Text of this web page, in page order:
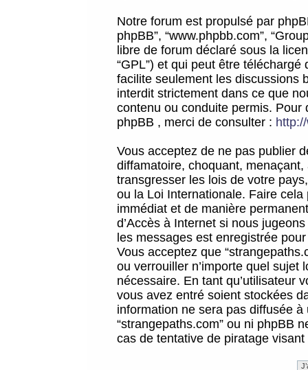
Notre forum est propulsé par
phpBB”, “www.phpbb.com”,
libre de forum déclaré sous la
“GPL”) et qui peut être téléchargé
facilite seulement les discussions
interdit strictement dans ce que
contenu ou conduite permis.
phpBB , merci de consulter :
Vous acceptez de ne pas publier
diffamatoire, choquant,
transgresser les lois de votre
ou la Loi Internationale. Faire
immédiat et de manière
d’Accès à Internet si nous
les messages est enregistrée
Vous acceptez que
ou verrouiller n’importe quel sujet
nécessaire. En tant qu’utilisateur
vous avez entré soient stockées
information ne sera pas diffusée
“strangepaths.com” ou ni phpBB
cas de tentative de piratage